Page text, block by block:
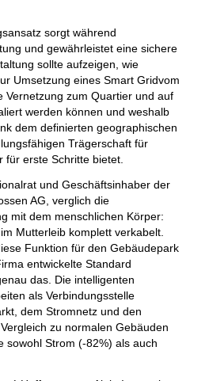
sorgt während
und gewährleistet eine sichere
sollte aufzeigen, wie
Umsetzung eines Smart Gridvom
Vernetzung zum Quartier und auf
werden können und weshalb
dem definierten geographischen
Trägerschaft für
für erste Schritte bietet.
und Geschäftsinhaber der
AG, verglich die
mit dem menschlichen Körper:
Mutterleib komplett verkabelt.
Funktion für den Gebäudepark
entwickelte Standard
das. Die intelligenten
als Verbindungsstelle
dem Stromnetz und den
zu normalen Gebäuden
sowohl Strom (-82%) als auch